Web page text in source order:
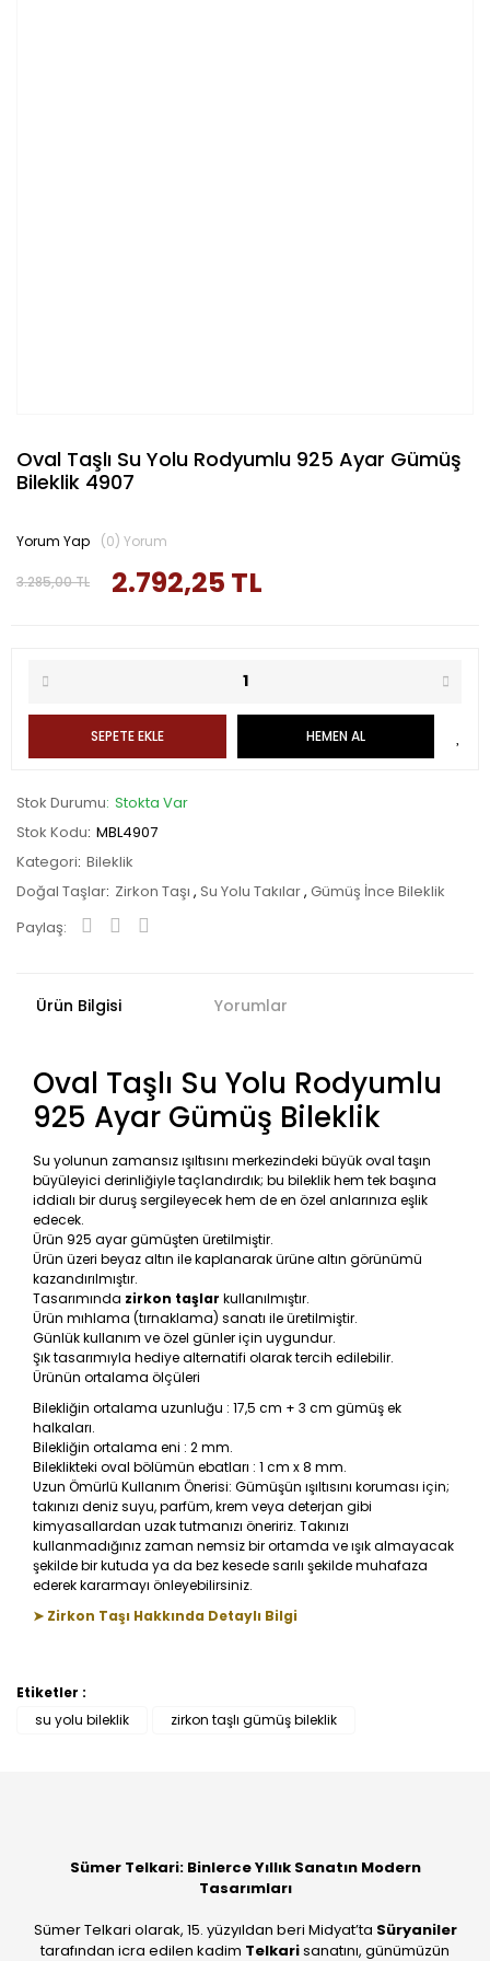
Oval Taşlı Su Yolu Rodyumlu 925 Ayar Gümüş
Bileklik 4907
3.285,00 TL 2.792,25 TL
Yorum Yap (0) Yorum
SEPETE EKLE HEMEN AL
Stok Durumu Stokta Var
Stok Kodu MBL4907
Kategori Bileklik
Doğal Taşlar Zirkon Taşı , Su Yolu Takılar, Gümüş İnce Bileklik
Paylaş:
Ürün Bilgisi Yorumlar
Oval Taşlı Su Yolu Rodyumlu
925 Ayar Gümüş Bileklik
Su yolunun zamansız ışıltısını merkezindeki büyük oval taşın
büyüleyici derinliğiyle taçlandırdık; bu bileklik hem tek başına
iddialı bir duruş sergileyecek hem de en özel anlarınıza eşlik
edecek.
Ürün 925 ayar gümüşten üretilmiştir.
Ürün üzeri beyaz altın ile kaplanarak ürüne altın görünümü
kazandırılmıştır.
Tasarımında zirkon taşlar kullanılmıştır.
Ürün mıhlama (tırnaklama) sanatı ile üretilmiştir.
Günlük kullanım ve özel günler için uygundur.
Şık tasarımıyla hediye alternatifi olarak tercih edilebilir.
Ürünün ortalama ölçüleri
Bilekliğin ortalama uzunluğu : 17,5 cm + 3 cm gümüş ek
halkaları.
Bilekliğin ortalama eni : 2 mm.
Bileklikteki oval bölümün ebatları : 1 cm x 8 mm.
Uzun Ömürlü Kullanım Önerisi: Gümüşün ışıltısını koruması için;
takınızı deniz suyu, parfüm, krem veya deterjan gibi
kimyasallardan uzak tutmanızı öneririz. Takınızı
kullanmadığınız zaman nemsiz bir ortamda ve ışık almayacak
şekilde bir kutuda ya da bez kesede sarılı şekilde muhafaza
ederek kararmayı önleyebilirsiniz.
➤ Zirkon Taşı Hakkında Detaylı Bilgi
Bu ürüne ilk yorumu siz yapın!
Etiketler :
su yolu bileklik
zirkon taşlı gümüş bileklik
Sümer Telkari: Binlerce Yıllık Sanatın Modern
Tasarımları
Sümer Telkari olarak, 15. yüzyıldan beri Midyat’ta Süryaniler
tarafından icra edilen kadim Telkarisanatını, günümüzün